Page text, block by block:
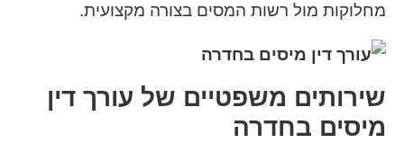
מחלוקות מול רשות המסים בצורה מקצועית.
שירותים משפטיים של עורך דין
מיסים בחדרה